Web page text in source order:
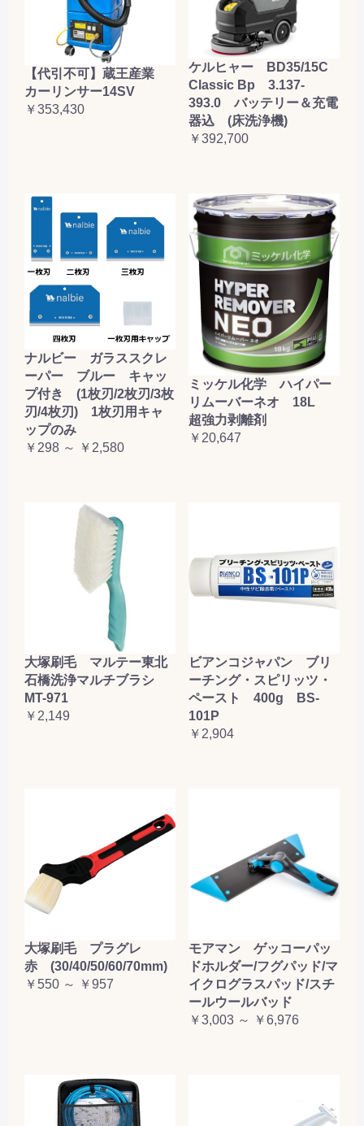
【代引不可】蔵王産業
カーリンサー14SV
￥353,430
ケルヒャー BD35/15C
Classic Bp 3.137-
393.0 バッテリー＆充電
器込 (床洗浄機)
￥392,700
ナルビー ガラススクレ
ーパー ブルー キャッ
プ付き (1枚刃/2枚刃/3枚
刃/4枚刃) 1枚刃用キャ
ップのみ
￥298 ～ ￥2,580
ミッケル化学 ハイパー
リムーバーネオ 18L
超強力剥離剤
￥20,647
大塚刷毛 マルテー東北
石橋洗浄マルチブラシ
MT-971
￥2,149
ビアンコジャパン ブリ
ーチング・スピリッツ・
ペースト 400g BS-
101P
￥2,904
大塚刷毛 プラグレ
赤 (30/40/50/60/70mm)
￥550 ～ ￥957
モアマン ゲッコーパッ
ドホルダー/フグパッド/マ
イクログラスパッド/スチ
ールウールバッド
￥3,003 ～ ￥6,976